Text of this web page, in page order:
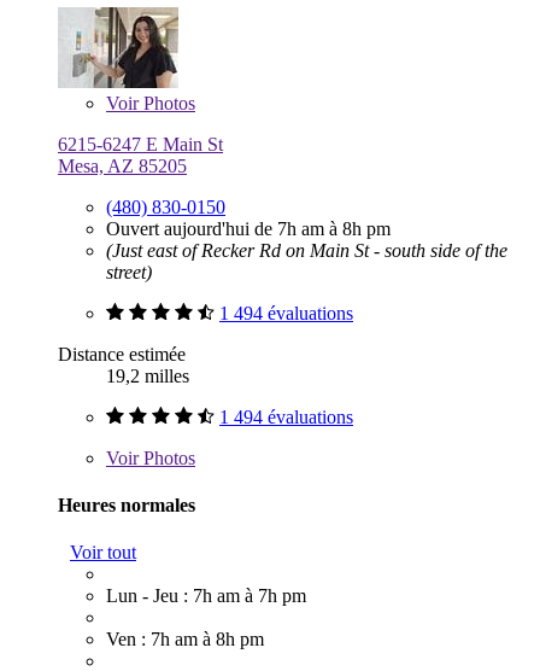
VoirPhotos
6215-6247 E Main St
Mesa, AZ 85205
(480) 830-0150
Ouvert aujourd'hui de 7h am à 8h pm
(Just east of Recker Rd on Main St - south side of the
street)
1 494 évaluations
Distance estimée
19,2 milles
1 494 évaluations
VoirPhotos
Heures normales
Voir tout
Lun - Jeu : 7h am à 7h pm
Ven : 7h am à 8h pm